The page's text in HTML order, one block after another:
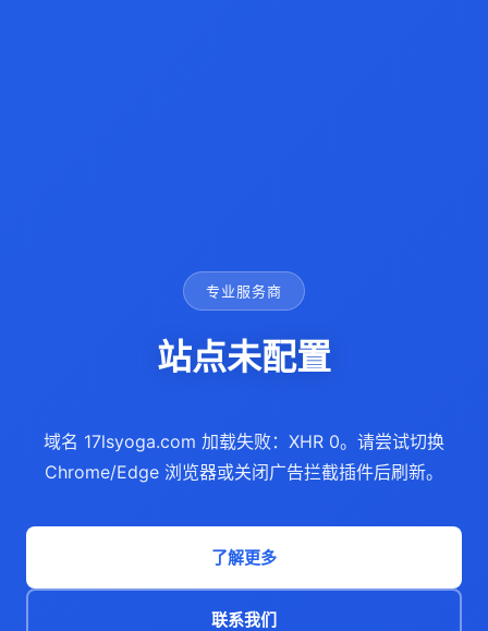
专业服务商
站点未配置
域名 17lsyoga.com 加载失败：XHR 0。请尝试切换
Chrome/Edge 浏览器或关闭广告拦截插件后刷新。
了解更多
联系我们